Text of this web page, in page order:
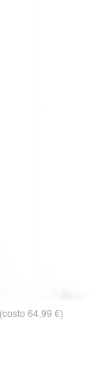
64,99 €)